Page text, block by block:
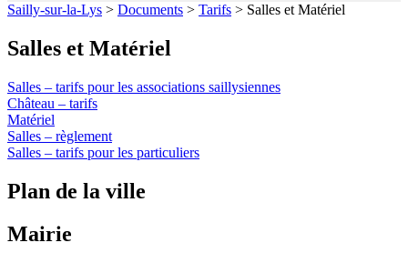
Sailly-sur-la-Lys > Documents > Tarifs > Salles et Matériel
Salles et Matériel
Salles – tarifs pour les associations saillysiennes
Château – tarifs
Matériel
Salles – règlement
Salles – tarifs pour les particuliers
Plan de la ville
Mairie